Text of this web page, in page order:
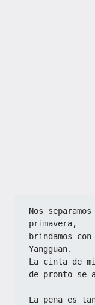
Nos
primavera,
brindamos
Yangguan.
La cinta de
de pronto
La pena es